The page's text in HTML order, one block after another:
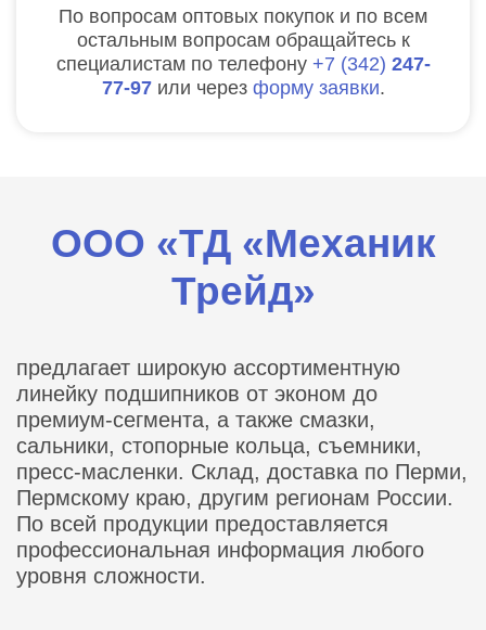
По вопросам оптовых покупок и по всем
остальным вопросам обращайтесь к
специалистам по телефону
7 342 247-
77-97 или через форму заявки.
ООО «ТД «Механик
Трейд»
предлагает широкую ассортиментную
линейку подшипников от эконом до
премиум-сегмента, а также смазки,
сальники, стопорные кольца, съемники,
пресс-масленки. Склад, доставка по Перми,
Пермскому краю, другим регионам России.
По всей продукции предоставляется
профессиональная информация любого
уровня сложности.